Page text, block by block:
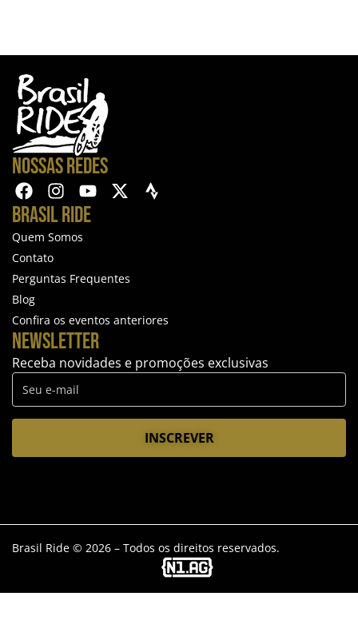
NOSSAS REDES
BRASIL RIDE
Quem Somos
Contato
Perguntas Frequentes
Blog
Confira os eventos anteriores
NEWSLETTER
Receba novidades e promoções exclusivas
Brasil Ride © 2026 – Todos os direitos reservados.